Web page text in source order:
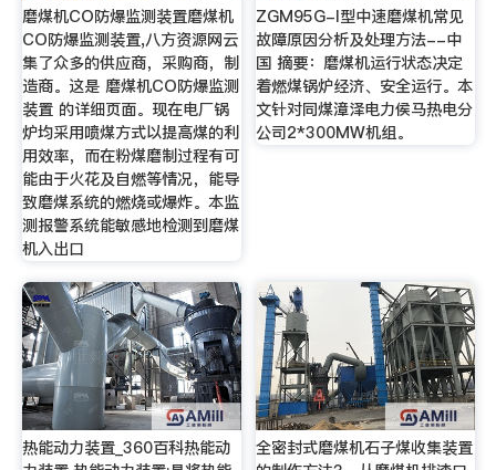
磨煤机CO防爆监测装置磨煤机
CO防爆监测装置,八方资源网云
集了众多的供应商，采购商，制
造商。这是 磨煤机CO防爆监测
装置 的详细页面。现在电厂锅
炉均采用喷煤方式以提高煤的利
用效率，而在粉煤磨制过程有可
能由于火花及自燃等情况，能导
致磨煤系统的燃烧或爆炸。本监
测报警系统能敏感地检测到磨煤
机入出口
ZGM95G-I型中速磨煤机常见
故障原因分析及处理方法--中
国 摘要：磨煤机运行状态决定
着燃煤锅炉经济、安全运行。本
文针对同煤漳泽电力侯马热电分
公司2*300MW机组。
热能动力装置_360百科热能动
全密封式磨煤机石子煤收集装置